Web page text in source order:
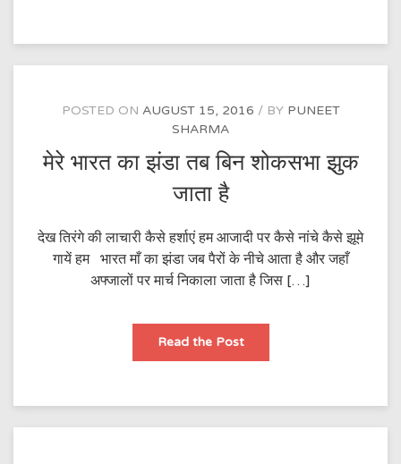
POSTED ON AUGUST 15, 2016 BY PUNEET
SHARMA
मेरे भारत का झंडा तब बिन शोकसभा झुक
जाता है
देख तिरंगे की लाचारी कैसे हर्शाएं हम आजादी पर कैसे नांचे कैसे झूमे
गायें हम भारत माँ का झंडा जब पैरों के नीचे आता है और जहाँ
अफ्जालों पर मार्च निकाला जाता है जिस […]
Read the Postमेरे
का
बिन
झुक